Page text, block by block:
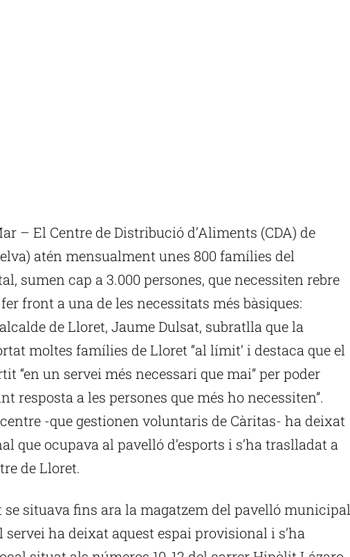
– El Centre de Distribució d’Aliments (CDA) de
atén mensualment unes 800 famílies del
sumen cap a 3.000 persones, que necessiten rebre
front a una de les necessitats més bàsiques:
de Lloret, Jaume Dulsat, subratlla que la
moltes famílies de Lloret “al límit’ i destaca que el
“en un servei més necessari que mai” per poder
resposta a les persones que més ho necessiten”.
-que gestionen voluntaris de Càritas- ha deixat
que ocupava al pavelló d’esports i s’ha traslladat a
de Lloret.
se situava fins ara la magatzem del pavelló municipal
servei ha deixat aquest espai provisional i s’ha